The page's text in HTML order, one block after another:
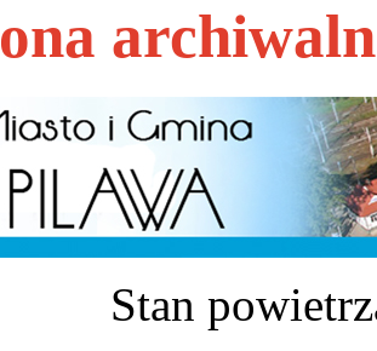
Stan